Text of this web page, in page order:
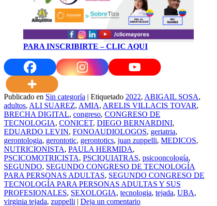
PARA INSCRIBIRTE – CLIC AQUI
Publicado en Sin categoría | Etiquetado 2022, ABIGAIL SOSA,
adultos, ALI SUAREZ, AMIA, ARELIS VILLACIS TOVAR,
BRECHA DIGITAL, congreso, CONGRESO DE
TECNOLOGIA, CONICET, DIEGO BERNARDINI,
EDUARDO LEVIN, FONOAUDIOLOGOS, geriatria,
gerontologia, gerontotic, gerontotics, juan zuppelli, MEDICOS,
NUTRICIONISTA, PAULA HERMIDA,
PSCICOMOTRICISTA, PSCIQUIATRAS, psicooncología,
SEGUNDO, SEGUNDO CONGRESO DE TECNOLOGÍA
PARA PERSONAS ADULTAS, SEGUNDO CONGRESO DE
TECNOLOGÍA PARA PERSONAS ADULTAS Y SUS
PROFESIONALES, SEXOLOGIA, tecnologia, tejada, UBA,
virginia tejada, zuppelli | Deja un comentario